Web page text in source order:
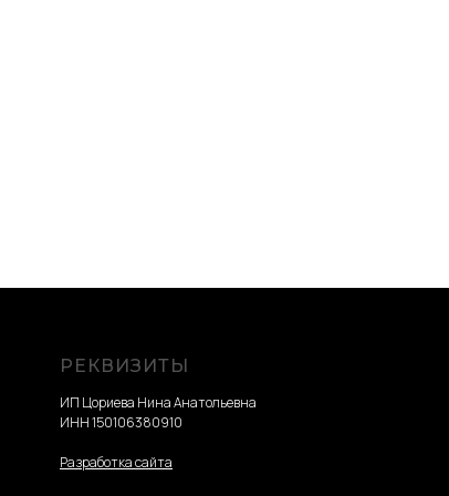
РЕКВИЗИТЫ
ИП Цориева Нина Анатольевна
ИНН 150106380910
Разработка сайта